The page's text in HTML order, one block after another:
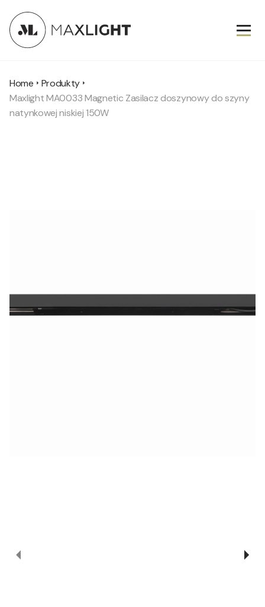
Home
Produkty
Maxlight MA0033 Magnetic Zasilacz doszynowy do szyny
natynkowej niskiej 150W